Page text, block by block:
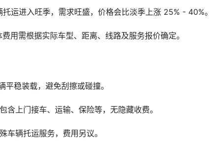
运进入旺季，需求旺盛，价格会比淡季上涨 25% - 40%。
用需根据实际车型、距离、线路及服务报价确定。
稳装载，避免刮擦或碰撞。
上门接车、运输、保险等，无隐藏收费。
车辆托运服务，费用另议。